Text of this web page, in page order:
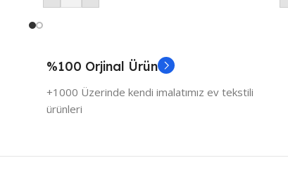
%100 Orjinal Ürün
+1000 Üzerinde kendi imalatımız ev tekstili
ürünleri